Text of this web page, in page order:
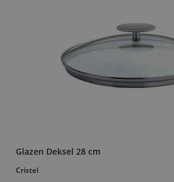
Glazen Deksel 28 cm
Cristel